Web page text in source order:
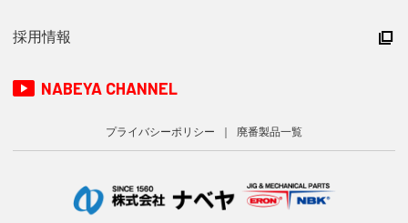
採用情報
NABEYA CHANNEL
プライバシーポリシー 廃番製品一覧